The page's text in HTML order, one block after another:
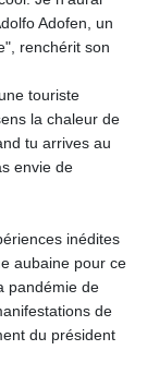
Adofen, un
renchérit son
touriste
la chaleur de
tu arrives au
envie de
inédites
aubaine pour ce
pandémie de
de
du président